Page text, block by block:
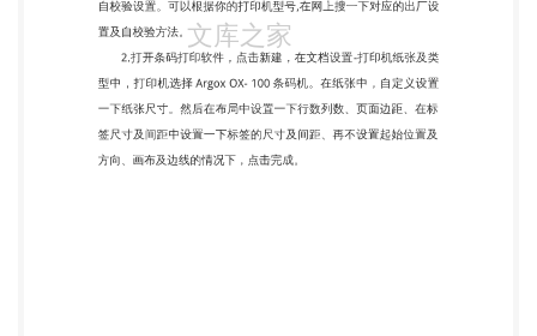
纸张尺寸。然后在布局中设置一下行数列数、页面边
距、在标 签尺寸及间距中设置一下标签的尺寸及间
距、再不设置起始位置及 方向、画布及边线的情况
下，点击完成。 3.点击软件左侧的“实心 A”按钮，
在画布上绘制一个普通文本 对象，双击普通文本，在